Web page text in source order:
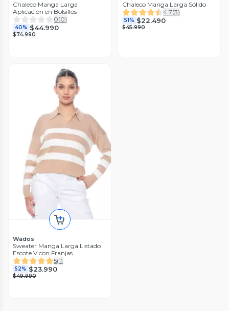
Chaleco Manga Larga
Aplicación en Bolsillos
0(0)
40% $44.990
$74.990
Chaleco Manga Larga Sólido
4.7(3)
51% $22.490
$45.990
Wados
Sweater Manga Larga Listado
Escote V con Franjas
5(1)
52% $23.990
$49.990